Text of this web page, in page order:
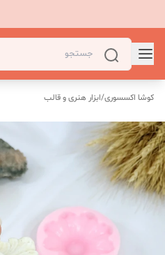
کوشا اکسسوری/ابزار هنری و قالب